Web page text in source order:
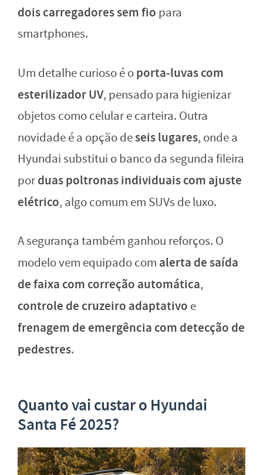
dois carregadores sem fio para
smartphones.
Um detalhe curioso é oporta-luvas com
esterilizador UV, pensado para higienizar
objetos como celular e carteira. Outra
novidade é a opção deseis lugares, onde a
Hyundai substitui o banco da segunda fileira
porduas poltronas individuais com ajuste
elétrico, algo comum em SUVs de luxo.
A segurança também ganhou reforços. O
modelo vem equipado com alerta de saída
de faixa com correção automática,
controle de cruzeiro adaptativo e
frenagem de emergência com detecção de
pedestres.
Quanto vai custar o Hyundai
Santa Fé 2025?